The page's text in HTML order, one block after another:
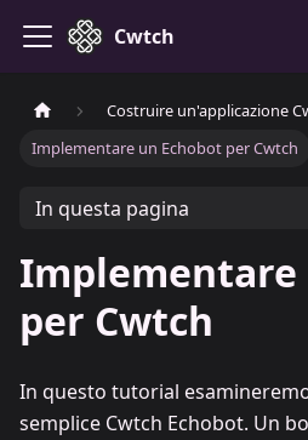
Cwtch
Costruire un'applicazione
Implementare un Echobot per Cwtch
In questa pagina
Implementare
per Cwtch
In questo tutorial
semplice Cwtch Echobot. Un